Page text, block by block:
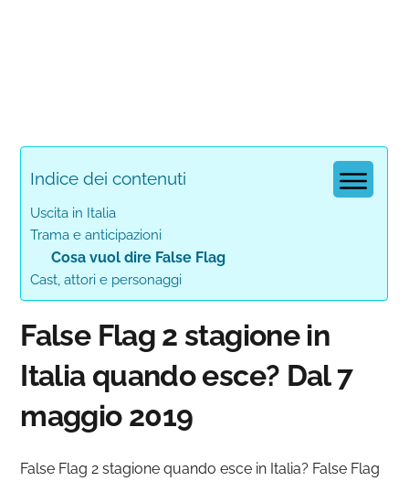
Indice dei contenuti
Uscita in Italia
Trama e anticipazioni
Cosa vuol dire False Flag
Cast, attori e personaggi
False Flag 2 stagione in
Italia quando esce? Dal 7
maggio 2019
False Flag 2 stagione quando esce in Italia? False Flag